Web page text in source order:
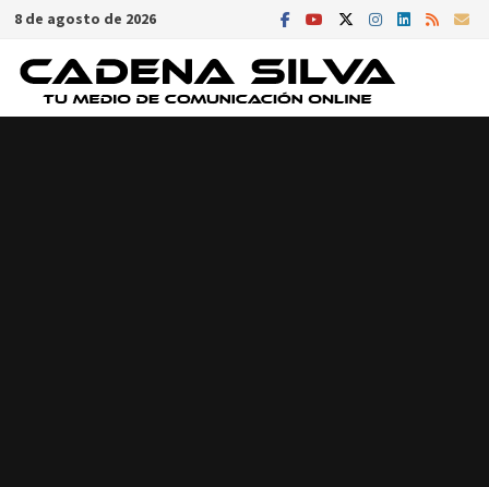
Saltar
contenido
8 de agosto de 2026